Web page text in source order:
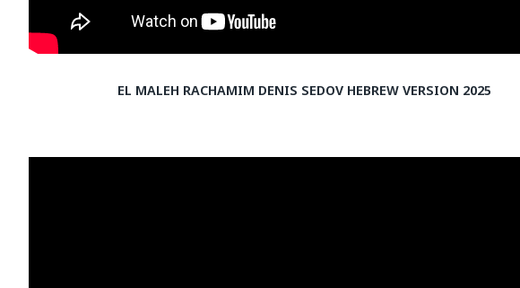
EL MALEH RACHAMIM DENIS SEDOV HEBREW VERSION 2025